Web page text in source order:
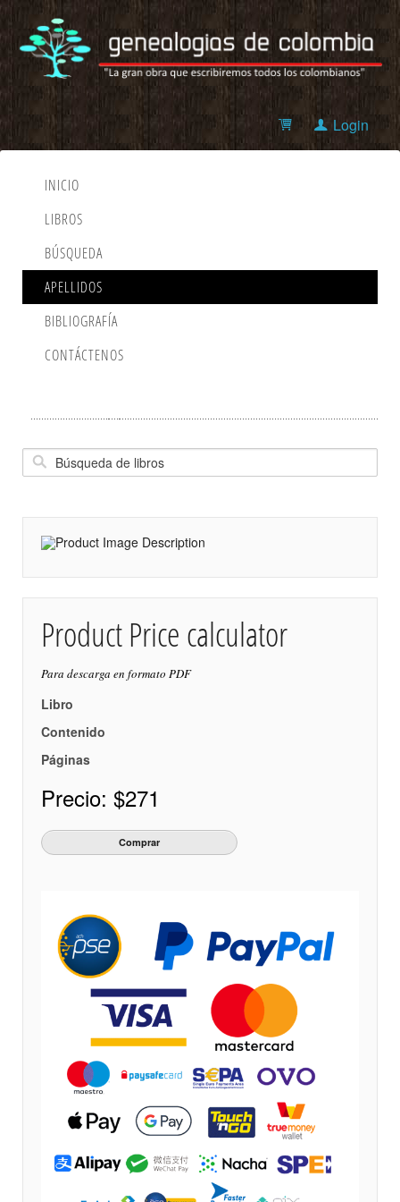
Login
INICIO
LIBROS
BÚSQUEDA
APELLIDOS
BIBLIOGRAFÍA
CONTÁCTENOS
Product Price calculator
Para descarga en formato PDF
Libro
Contenido
Páginas
Precio: $271